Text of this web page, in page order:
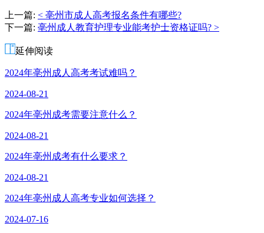
老
师
上一篇: < 亳州市成人高考报名条件有哪些?
下一篇: 亳州成人教育护理专业能考护士资格证吗? >
延伸阅读
2024年亳州成人高考考试难吗？
2024-08-21
2024年亳州成考需要注意什么？
2024-08-21
2024年亳州成考有什么要求？
2024-08-21
2024年亳州成人高考专业如何选择？
2024-07-16